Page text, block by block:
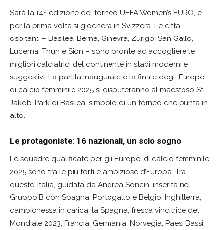
Sarà la 14ª edizione del torneo UEFA Women’s EURO, e
per la prima volta si giocherà in Svizzera. Le città
ospitanti – Basilea, Berna, Ginevra, Zurigo, San Gallo,
Lucerna, Thun e Sion – sono pronte ad accogliere le
migliori calciatrici del continente in stadi moderni e
suggestivi. La partita inaugurale e la finale degli Europei
di calcio femminile 2025 si disputeranno al maestoso St.
Jakob-Park di Basilea, simbolo di un torneo che punta in
alto.
Le protagoniste: 16 nazionali, un solo sogno
Le squadre qualificate per gli Europei di calcio femminile
2025 sono tra le più forti e ambiziose d’Europa. Tra
queste: Italia, guidata da Andrea Soncin, inserita nel
Gruppo B con Spagna, Portogallo e Belgio; Inghilterra,
campionessa in carica; la Spagna, fresca vincitrice del
Mondiale 2023; Francia, Germania, Norvegia, Paesi Bassi,